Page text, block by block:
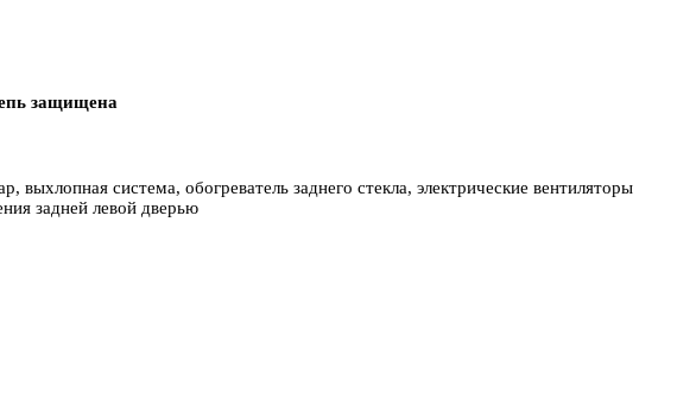
защищена
система, обогреватель заднего стекла, электрические вентиляторы
задней левой дверью